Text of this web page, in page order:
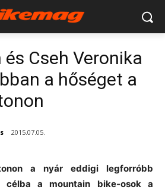
Cseh Veronika
a hőséget a
2015.07.05.
a nyár eddigi legforróbb
célba a mountain bike-osok a